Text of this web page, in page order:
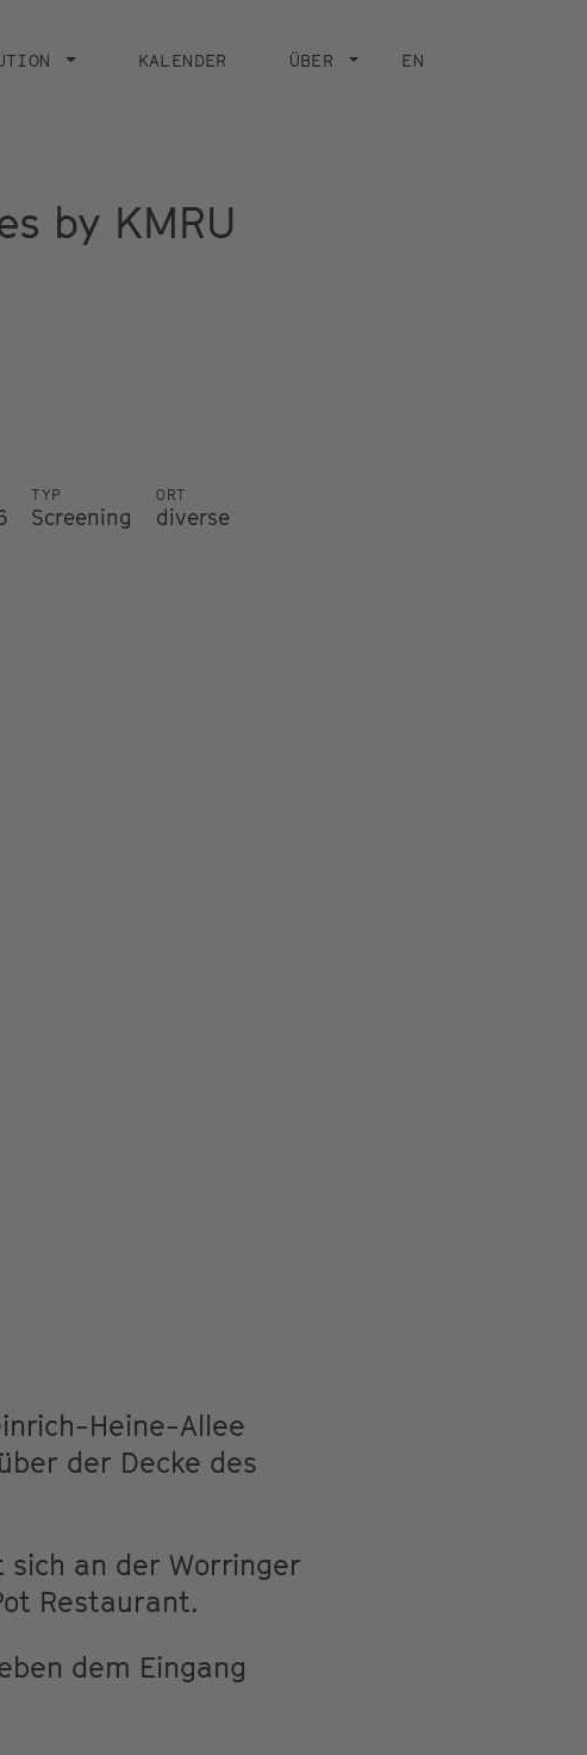
KALENDER ÜBER EN
by KMRU
TYP
Screening
ORT
diverse
Heine-Allee
der Decke des
sich an der Worringer
Restaurant.
dem Eingang